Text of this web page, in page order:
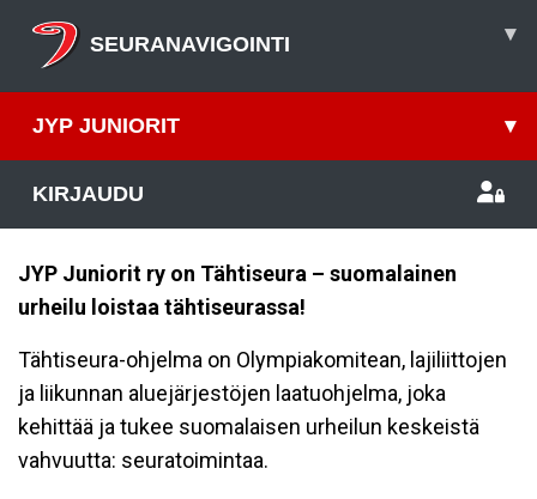
SEURANAVIGOINTI ▾
JYP JUNIORIT ▾
KIRJAUDU
JYP Juniorit ry on Tähtiseura – suomalainen
urheilu loistaa tähtiseurassa!
Tähtiseura-ohjelma on Olympiakomitean, lajiliittojen
ja liikunnan aluejärjestöjen laatuohjelma, joka
kehittää ja tukee suomalaisen urheilun keskeistä
vahvuutta: seuratoimintaa.